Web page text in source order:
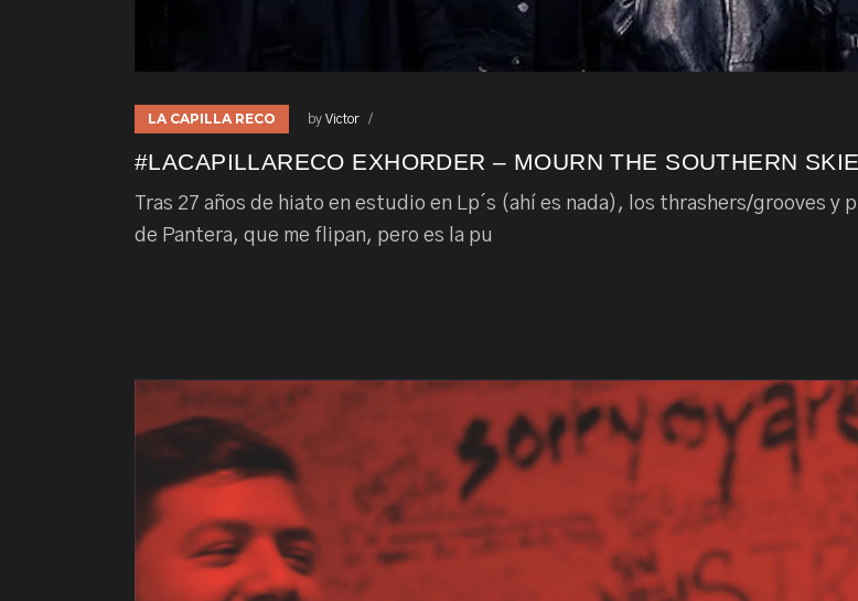
LA CAPILLA RECO by Victor
#LACAPILLARECO EXHORDER – MOURN THE SOUTHERN
Tras 27 años de hiato en estudio en Lp´s (ahí es nada), los thrashers/grooves
de Pantera, que me flipan, pero es la pu